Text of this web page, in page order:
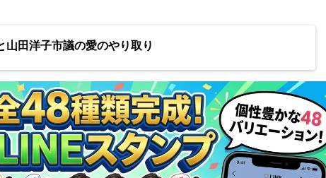
山田洋子市議の愛のやり取り